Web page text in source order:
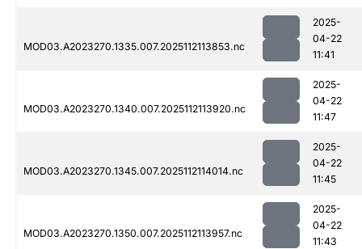
MOD03.A2023270.1335.007.2025112113853.nc
2025-
04-22
11:41
MOD03.A2023270.1340.007.2025112113920.nc
2025-
04-22
11:47
MOD03.A2023270.1345.007.2025112114014.nc
2025-
04-22
11:45
MOD03.A2023270.1350.007.2025112113957.nc
2025-
04-22
11:43